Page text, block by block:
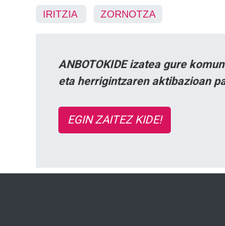
IRITZIA ZORNOTZA
ANBOTOKIDE izatea gure
eta herrigintzaren aktibazioan
EGIN ZAITEZ KIDE!